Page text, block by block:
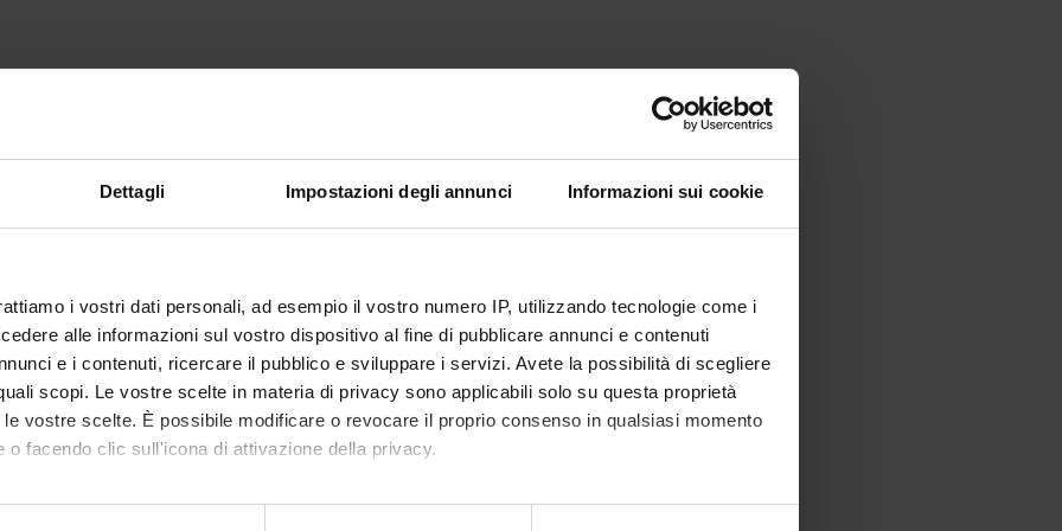
Dettagli Impostazioni degli annunci Informazioni sui cookie
i vostri dati personali, ad esempio il vostro numero IP, utilizzando tecnologie come i
alle informazioni sul vostro dispositivo al fine di pubblicare annunci e contenuti
e i contenuti, ricercare il pubblico e sviluppare i servizi. Avete la possibilità di scegliere
scopi. Le vostre scelte in materia di privacy sono applicabili solo su questa proprietà
vostre scelte. È possibile modificare o revocare il proprio consenso in qualsiasi momento
o facendo clic sull'icona di attivazione della privacy.
anche:
verterà sui seguenti contenuti:
(informazione, comunicazione e relazione sociale)
comunicativa
(comunicazione non-verbale e linguaggio)
della comunicazione in pubblico
della comunicazione
commerciale
in modalità frontale anche attraverso l'utilizzo di supporti audiovisivi.